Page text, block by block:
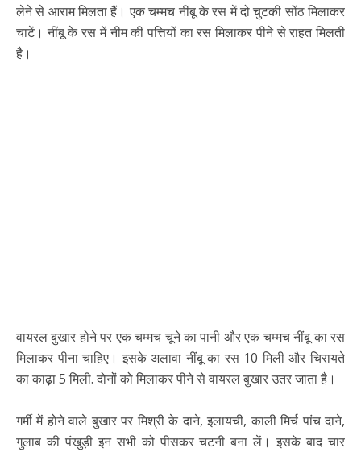
लेने से आराम मिलता हैं। एक चम्मच नींबू के रस में दो चुटकी सोंठ मिलाकर
चाटें। नींबू के रस में नीम की पत्तियों का रस मिलाकर पीने से राहत मिलती
है।
वायरल बुखार होने पर एक चम्मच चूने का पानी और एक चम्मच नींबू का रस
मिलाकर पीना चाहिए। इसके अलावा नींबू का रस 10 मिली और चिरायते
का काढ़ा 5 मिली. दोनों को मिलाकर पीने से वायरल बुखार उतर जाता है।
गर्मी में होने वाले बुखार पर मिश्री के दाने, इलायची, काली मिर्च पांच दाने,
गुलाब की पंखुड़ी इन सभी को पीसकर चटनी बना लें। इसके बाद चार